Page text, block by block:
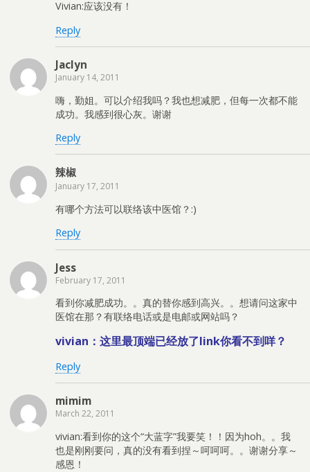
Vivian:应该没有！
Reply
Jaclyn
January 14, 2011
嗨，勤姐。可以介绍我吗？我也想减肥，但每一次都不能
成功。我感到很心灰。谢谢
Reply
辣椒
January 17, 2011
有哪个方法可以联络该中医馆？:)
Reply
Jess
February 17, 2011
看到你减肥成功。。真的替你感到高兴。。想请问这家中
医馆在那？有联络电话或是电邮或网站吗？
vivian：这里最顶端已经放了link你看不到咩？
Reply
mimim
March 22, 2011
vivian:看到你的这个“大蓝字”我要笑！！因为hoh。。我
也是刚刚要问，真的没有看到捏～呵呵呵。。谢谢分享～
感恩！